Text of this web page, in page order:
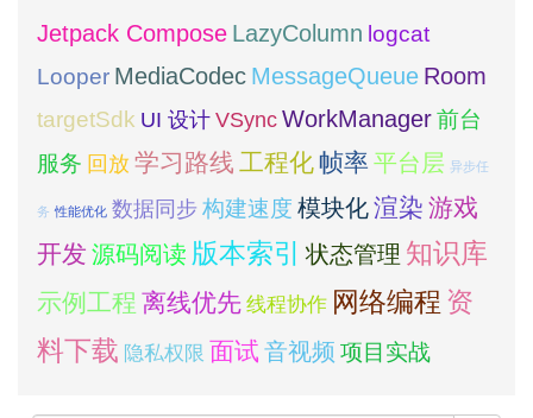
Jetpack Compose LazyColumn logcat
Looper MediaCodec MessageQueue Room
targetSdk UI 设计 VSyncWorkManager前台
服务 回放 学习路线 工程化帧率 平台层 异步任
务 性能优化 数据同步 构建速度 模块化渲染 游戏
开发 源码阅读 版本索引 状态管理 知识库
示例工程 离线优先 线程协作 网络编程 资
料下载 隐私权限 面试 音视频 项目实战